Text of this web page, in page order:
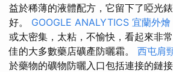
益於稀薄的液體配方，它留下了啞光
好。 GOOGLE ANALYTICS 宜蘭外燴
或太密集，太粘，不愉快，看起來非
佳的大多數藥店礦產防曬霜。 西屯肩
於藥物的礦物防曬入口包括連接的鏈